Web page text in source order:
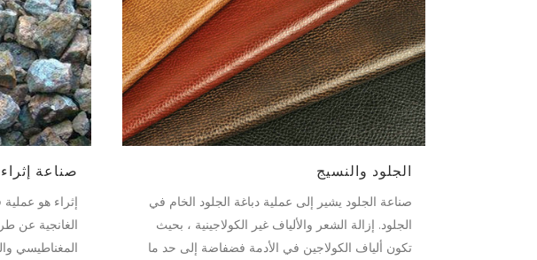
صناعة إثراء
إثراء هو
الغانجية عن
المغناطيسي
الجلود والنسيج
صناعة الجلود يشير إلى عملية دباغة الجلود الخام في
الجلود. إزالة الشعر والألياف غير الكولاجينية ، بحيث
تكون ألياف الكولاجين في الأدمة فضفاضة إلى حد ما